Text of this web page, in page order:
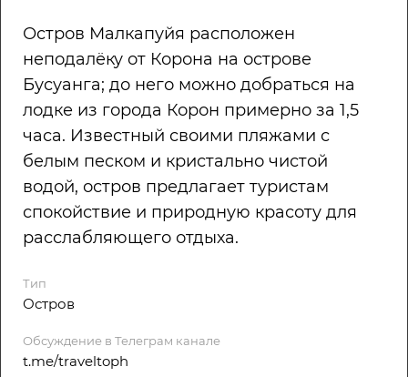
Остров Малкапуйя расположен
неподалёку от Корона на острове
Бусуанга; до него можно добраться на
лодке из города Корон примерно за 1,5
часа. Известный своими пляжами с
белым песком и кристально чистой
водой, остров предлагает туристам
спокойствие и природную красоту для
расслабляющего отдыха.
Тип
Остров
Обсуждение в Телеграм канале
t.me/traveltoph